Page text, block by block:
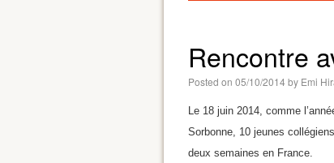
Rencontre
Posted on 05/10/2014by Emi
Le 18 juin 2014, comme
Sorbonne, 10 jeunes
deux semaines en France.